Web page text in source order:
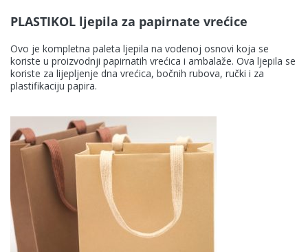
PLASTIKOL ljepila za papirnate vrećice
Ovo je kompletna paleta ljepila na vodenoj osnovi koja se
koriste u proizvodnji papirnatih vrećica i ambalaže. Ova ljepila se
koriste za lijepljenje dna vrećica, bočnih rubova, ručki i za
plastifikaciju papira.